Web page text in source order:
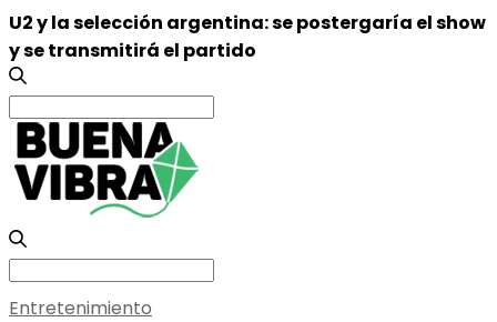
U2 y la selección argentina: se postergaría el show
y se transmitirá el partido
Search
for:
Search
Entretenimiento